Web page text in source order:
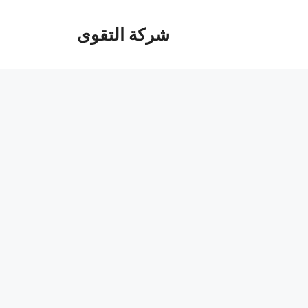
شركة التقوى